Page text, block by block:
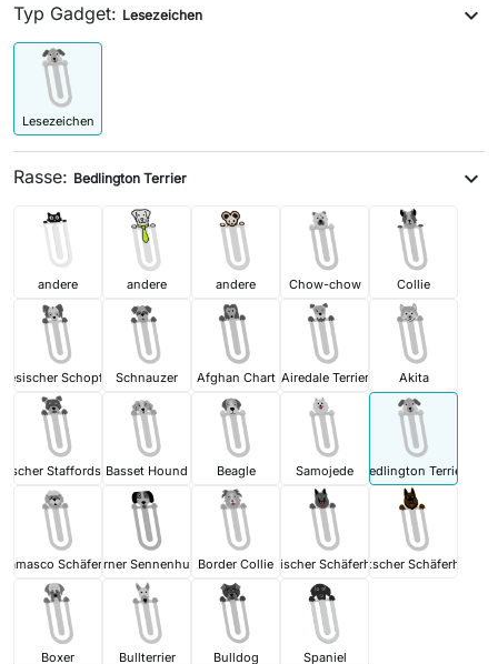
Typ Gadget: Lesezeichen expand_more
Lesezeichen
Rasse: Bedlington Terrier expand_more
andere andere andere Chow-chow Collie
SchopfhundSchnauzer Afghan Chart Airedale Terrier Akita
Staffordshire Terrier
Basset Hound Beagle Samojede Bedlington Terrier
Schäferhund
Berner SennenhundBorder CollieBelgischer SchäferhundDeutscher Schäferhund
Boxer Bullterrier Bulldog Spaniel